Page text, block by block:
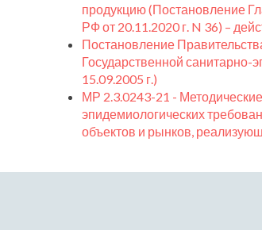
продукцию (Постановление
РФ от 20.11.2020 г. N 36) –
Постановление
Государственной санитарно-
15.09.2005 г.)
МР 2.3.0243-21 -
эпидемиологических
объектов и рынков,